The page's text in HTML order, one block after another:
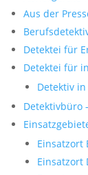
Aus der
Detektei für
Detektei für
Detektiv in
Detektivbüro
Einsatzort
Einsatzort